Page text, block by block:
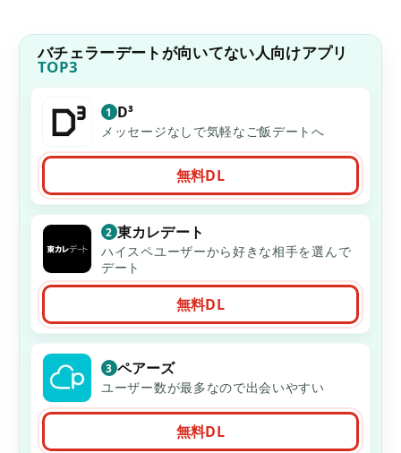
バチェラーデートが向いてない人向けアプリ
TOP3
1 D³
メッセージなしで気軽なご飯デートへ
無料DL
2 東カレデート
ハイスペユーザーから好きな相手を選んで
デート
無料DL
3 ペアーズ
ユーザー数が最多なので出会いやすい
無料DL